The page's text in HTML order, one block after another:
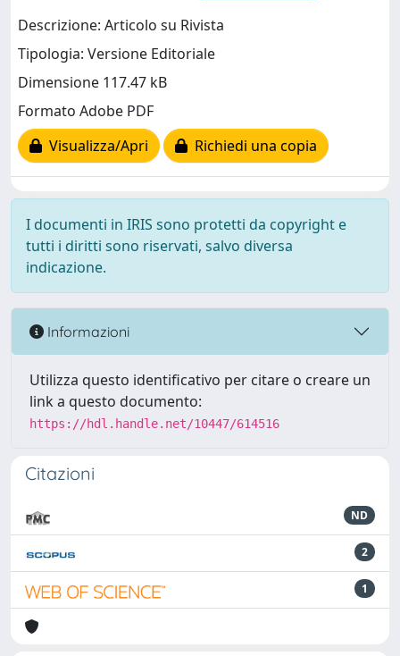
Descrizione: Articolo su Rivista
Tipologia: Versione Editoriale
Dimensione 117.47 kB
Formato Adobe PDF
Visualizza/Apri
Richiedi una copia
I documenti in IRIS sono protetti da copyright e
tutti i diritti sono riservati, salvo diversa
indicazione.
Informazioni
Utilizza questo identificativo per citare o creare un
link a questo documento:
https://hdl.handle.net/10447/614516
Citazioni
ND
2
1